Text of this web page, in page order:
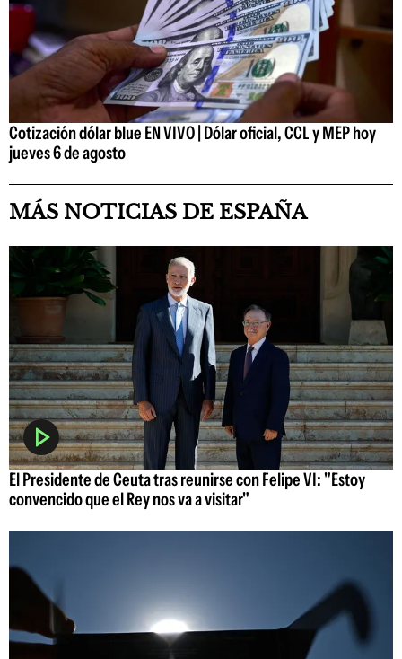
Cotización dólar blue EN VIVO | Dólar oficial, CCL y MEP hoy
jueves 6 de agosto
MÁS NOTICIAS DE ESPAÑA
El Presidente de Ceuta tras reunirse con Felipe VI: "Estoy
convencido que el Rey nos va a visitar"